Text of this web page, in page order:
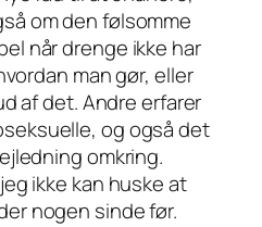
om den følsomme
når drenge ikke har
man gør, eller
af det. Andre erfarer
og også det
omkring.
ikke kan huske at
nogen sinde før.